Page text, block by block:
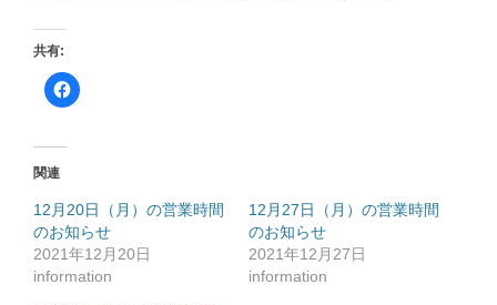
共有:
F
a
共
有
す
る
に
は
ク
関連
12月20日（月）の営業時間
のお知らせ
2021年12月20日
information
12月27日（月）の営業時間
のお知らせ
2021年12月27日
information